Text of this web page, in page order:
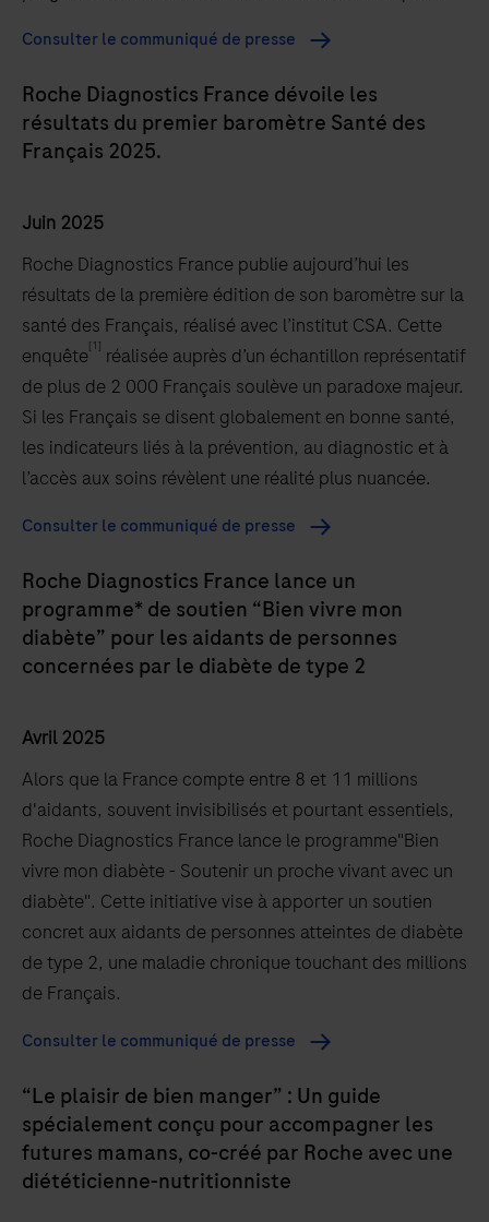
Consulter le communiqué de presse
Roche Diagnostics France dévoile les
résultats du premier baromètre Santé des
Français 2025.
Juin 2025
Roche Diagnostics France publie aujourd’hui les
résultats de la première édition de son baromètre sur la
santé des Français, réalisé avec l’institut CSA. Cette
enquête[1] réalisée auprès d’un échantillon représentatif
de plus de 2 000 Français soulève un paradoxe majeur.
Si les Français se disent globalement en bonne santé,
les indicateurs liés à la prévention, au diagnostic et à
l’accès aux soins révèlent une réalité plus nuancée.
Consulter le communiqué de presse
Roche Diagnostics France lance un
programme* de soutien “Bien vivre mon
diabète” pour les aidants de personnes
concernées par le diabète de type 2
Avril 2025
Alors que la France compte entre 8 et 11 millions
d'aidants, souvent invisibilisés et pourtant essentiels,
Roche Diagnostics France lance le programme"Bien
vivre mon diabète - Soutenir un proche vivant avec un
diabète". Cette initiative vise à apporter un soutien
concret aux aidants de personnes atteintes de diabète
de type 2, une maladie chronique touchant des millions
de Français.
Consulter le communiqué de presse
“Le plaisir de bien manger” : Un guide
spécialement conçu pour accompagner les
futures mamans, co-créé par Roche avec une
diététicienne-nutritionniste